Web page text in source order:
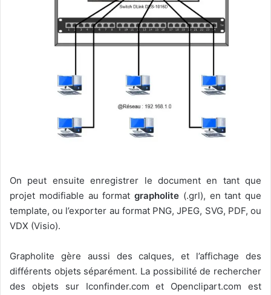
On peut ensuite enregistrer le document en tant que
projet modifiable au format grapholite (.grl), en tant que
template, ou l’exporter au format PNG, JPEG, SVG, PDF, ou
VDX (Visio).
Grapholite gère aussi des calques, et l’affichage des
différents objets séparément. La possibilité de rechercher
des objets sur Iconfinder.com et Openclipart.com est